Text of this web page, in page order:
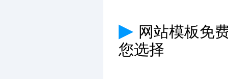
▶ 网站模板免
您选择